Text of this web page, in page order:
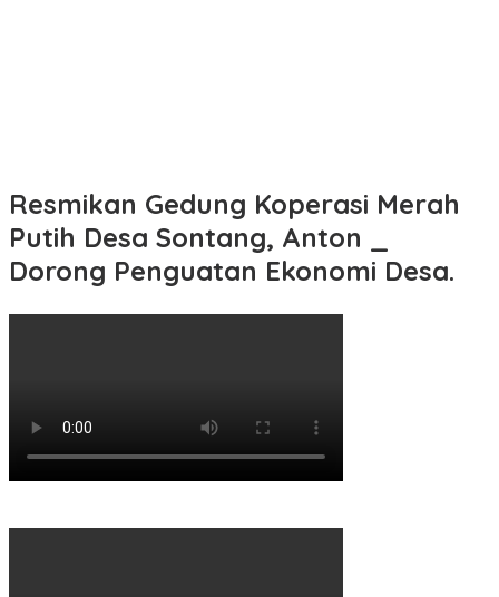
Resmikan Gedung Koperasi Merah
Putih Desa Sontang, Anton _
Dorong Penguatan Ekonomi Desa.